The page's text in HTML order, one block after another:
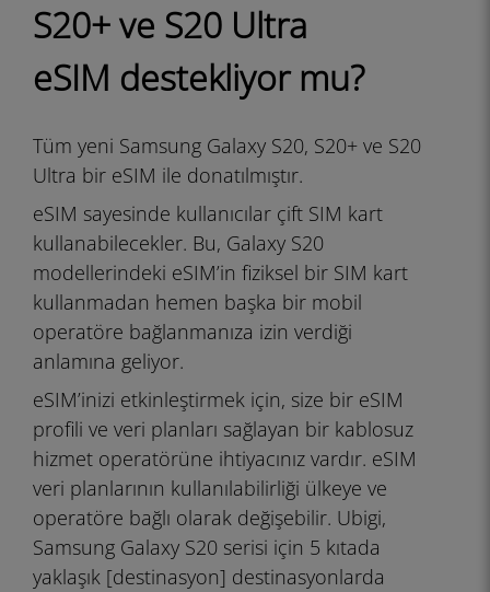
S20+ ve S20 Ultra
eSIM destekliyor mu?
Tüm yeni Samsung Galaxy S20, S20+ ve S20
Ultra bir eSIM ile donatılmıştır.
eSIM sayesinde kullanıcılar çift SIM kart
kullanabilecekler. Bu, Galaxy S20
modellerindeki eSIM’in fiziksel bir SIM kart
kullanmadan hemen başka bir mobil
operatöre bağlanmanıza izin verdiği
anlamına geliyor.
eSIM’inizi etkinleştirmek için, size bir eSIM
profili ve veri planları sağlayan bir kablosuz
hizmet operatörüne ihtiyacınız vardır. eSIM
veri planlarının kullanılabilirliği ülkeye ve
operatöre bağlı olarak değişebilir. Ubigi,
Samsung Galaxy S20 serisi için 5 kıtada
yaklaşık [destinasyon] destinasyonlarda